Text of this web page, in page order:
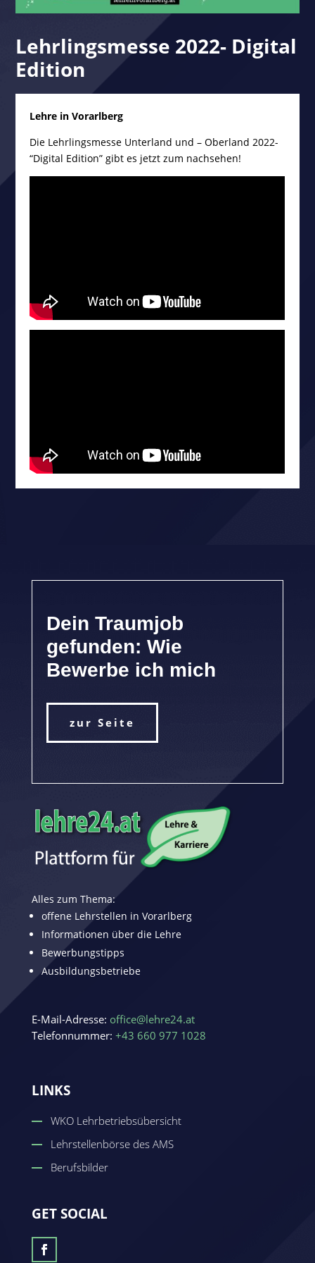
Lehrlingsmesse 2022- Digital
Edition
Lehre in Vorarlberg
Die Lehrlingsmesse Unterland und – Oberland 2022-
“Digital Edition” gibt es jetzt zum nachsehen!
Dein Traumjob
gefunden: Wie
Bewerbe ich mich
zur Seite
Alles zum Thema:
offene Lehrstellen in Vorarlberg
Informationen über die Lehre
Bewerbungstipps
Ausbildungsbetriebe
E-Mail-Adresse: office@lehre24.at
Telefonnummer: +43 660 977 1028
LINKS
WKO Lehrbetriebsübersicht
Lehrstellenbörse des AMS
Berufsbilder
GET SOCIAL